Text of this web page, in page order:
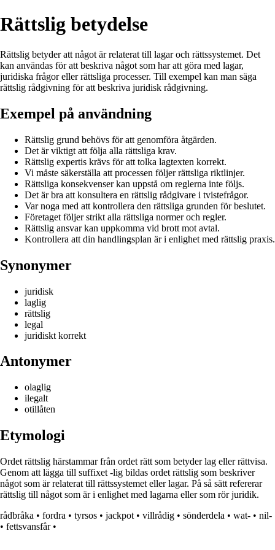
Rättslig betydelse
Rättslig betyder att något är relaterat till lagar och rättssystemet. Det
kan användas för att beskriva något som har att göra med lagar,
juridiska frågor eller rättsliga processer. Till exempel kan man säga
rättslig rådgivning för att beskriva juridisk rådgivning.
Exempel på användning
Rättslig grund behövs för att genomföra åtgärden.
Det är viktigt att följa alla rättsliga krav.
Rättslig expertis krävs för att tolka lagtexten korrekt.
Vi måste säkerställa att processen följer rättsliga riktlinjer.
Rättsliga konsekvenser kan uppstå om reglerna inte följs.
Det är bra att konsultera en rättslig rådgivare i tvistefrågor.
Var noga med att kontrollera den rättsliga grunden för beslutet.
Företaget följer strikt alla rättsliga normer och regler.
Rättslig ansvar kan uppkomma vid brott mot avtal.
Kontrollera att din handlingsplan är i enlighet med rättslig praxis.
Synonymer
juridisk
laglig
rättslig
legal
juridiskt korrekt
Antonymer
olaglig
ilegalt
otillåten
Etymologi
Ordet rättslig härstammar från ordet rätt som betyder lag eller rättvisa.
Genom att lägga till suffixet -lig bildas ordet rättslig som beskriver
något som är relaterat till rättssystemet eller lagar. På så sätt refererar
rättslig till något som är i enlighet med lagarna eller som rör juridik.
rådbråka • fordra • tyrsos • jackpot • villrådig • sönderdela • wat- • nil-
• fettsvansfår•